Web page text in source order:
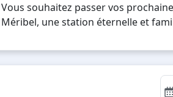
Vous souhaitez passer vos
Méribel, une station éternelle et
des restaurants très sympathique
Non loin de Val Thorens, c'est une
activités ne sera pas exorbitant et
agences de locations Cimalpes